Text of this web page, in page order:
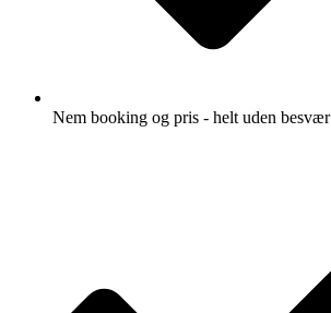
Nem booking og pris - helt uden besvær